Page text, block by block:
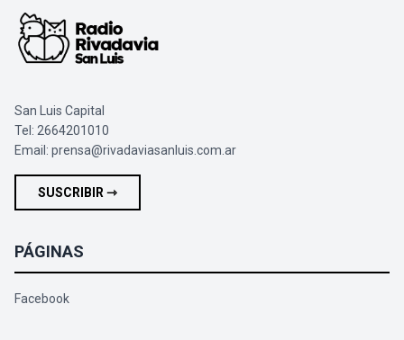
San Luis Capital
Tel: 2664201010
Email: prensa@rivadaviasanluis.com.ar
SUSCRIBIR ⇾
PÁGINAS
Facebook